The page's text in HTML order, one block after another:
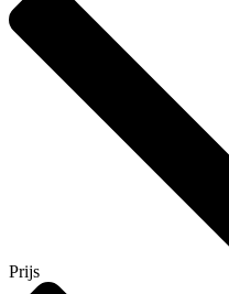
Prijs